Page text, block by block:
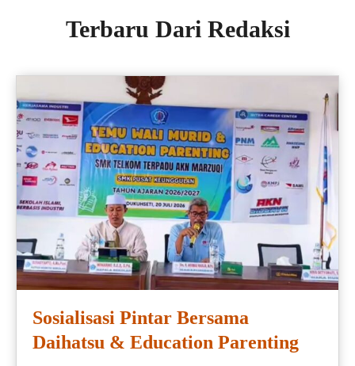
Terbaru Dari Redaksi
Sosialisasi Pintar Bersama
Daihatsu & Education Parenting